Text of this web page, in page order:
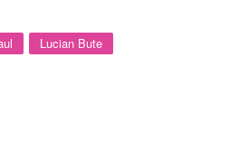
Lucian Bute